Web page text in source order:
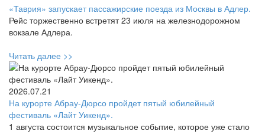
«Таврия» запускает пассажирские поезда из Москвы в Адлер.
Рейс торжественно встретят 23 июля на железнодорожном
вокзале Адлера.
Читать далее >>
2026.07.21
На курорте Абрау-Дюрсо пройдет пятый юбилейный
фестиваль «Лайт Уикенд».
1 августа состоится музыкальное событие, которое уже стало